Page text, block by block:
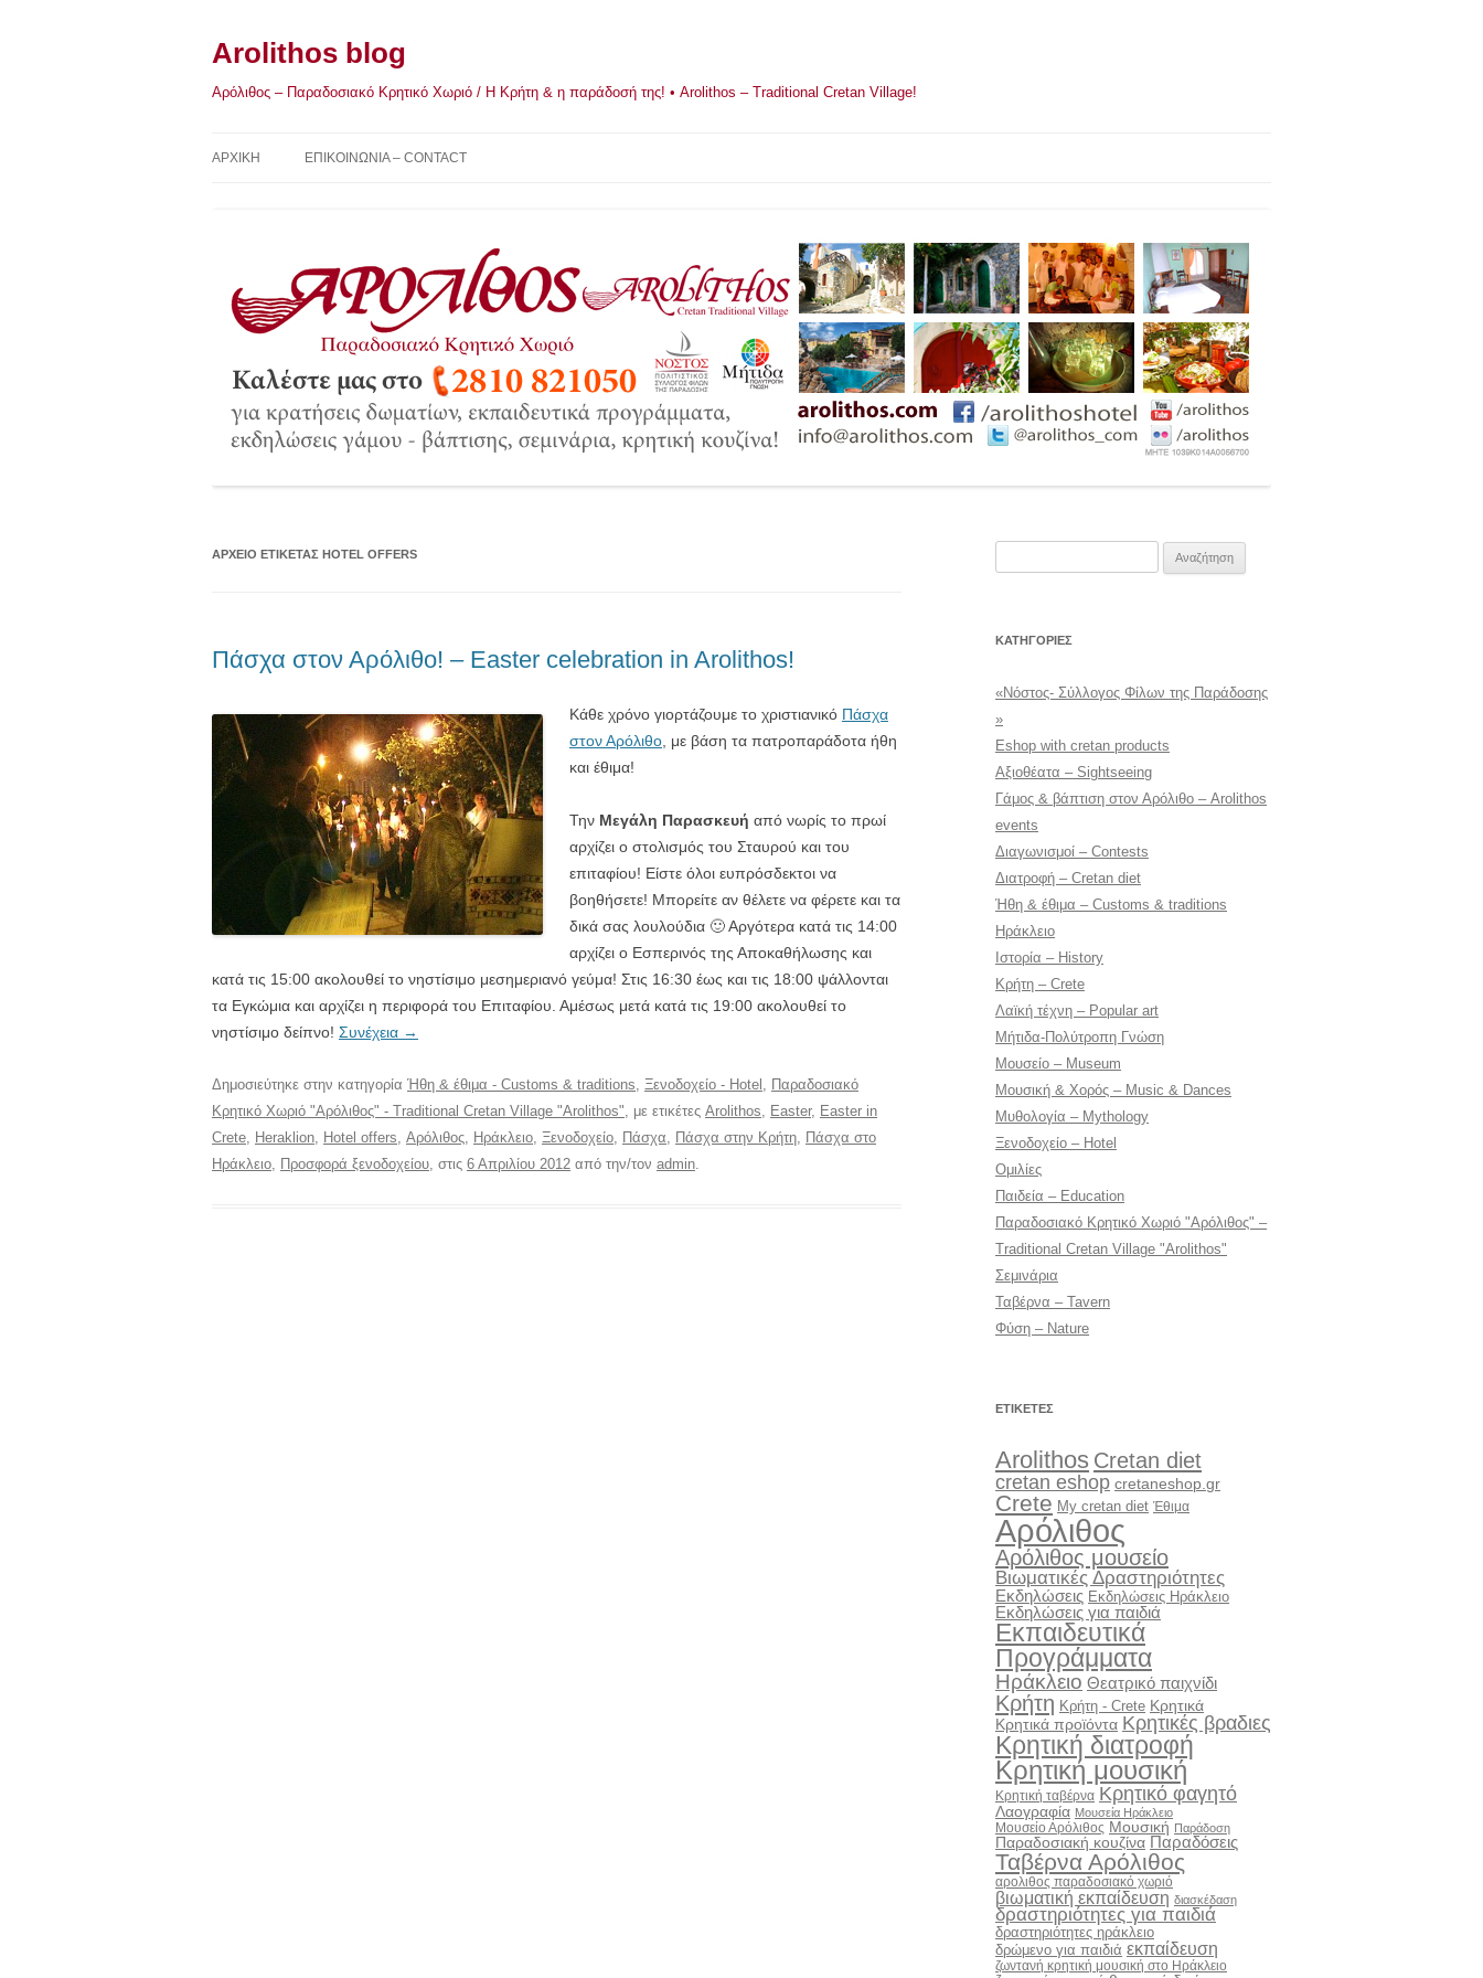
Arolithos blog
Αρόλιθος – Παραδοσιακό Κρητικό Χωριό / Η Κρήτη & η παράδοσή της! • Arolithos – Traditional Cretan Village!
ΑΡΧΙΚΉ ΕΠΙΚΟΙΝΩΝΙΑ – CONTACT
ΑΡΧΕΊΟ ΕΤΙΚΈΤΑΣ HOTEL OFFERS
Πάσχα στον Αρόλιθο! – Easter celebration in Arolithos!
Κάθε χρόνο γιορτάζουμε το χριστιανικό Πάσχα
στον Αρόλιθο , με βάση τα πατροπαράδοτα ήθη
και έθιμα!
Την Μεγάλη Παρασκευή από νωρίς το πρωί
αρχίζει ο στολισμός του Σταυρού και του
επιταφίου! Είστε όλοι ευπρόσδεκτοι να
βοηθήσετε! Μπορείτε αν θέλετε να φέρετε και τα
δικά σας λουλούδια 🙂 Αργότερα κατά τις 14:00
αρχίζει ο Εσπερινός της Αποκαθήλωσης και
κατά τις 15:00 ακολουθεί το νηστίσιμο μεσημεριανό γεύμα! Στις 16:30 έως και τις 18:00 ψάλλονται
τα Εγκώμια και αρχίζει η περιφορά του Επιταφίου. Αμέσως μετά κατά τις 19:00 ακολουθεί το
νηστίσιμο δείπνο! Συνέχεια →
Δημοσιεύτηκε στην κατηγορία Ήθη & έθιμα - Customs & traditions, Ξενοδοχείο - Hotel , Παραδοσιακό
Κρητικό Χωριό "Αρόλιθος" - Traditional Cretan Village "Arolithos", με ετικέτες Arolithos, Easter, Easter in
Crete, Heraklion, Hotel offers, Αρόλιθος, Ηράκλειο, Ξενοδοχείο, Πάσχα, Πάσχα στην Κρήτη, Πάσχα στο
Ηράκλειο, Προσφορά ξενοδοχείου, στις 6 Απριλίου 2012 από την/τον admin.
KΑΤΗΓΟΡΊΕΣ
«Νόστος- Σύλλογος Φίλων της Παράδοσης
»
Eshop with cretan products
Αξιοθέατα – Sightseeing
Γάμος & βάπτιση στον Αρόλιθο – Arolithos
events
Διαγωνισμοί – Contests
Διατροφή – Cretan diet
Ήθη & έθιμα – Customs & traditions
Ηράκλειο
Ιστορία – History
Κρήτη – Crete
Λαϊκή τέχνη – Popular art
Μήτιδα-Πολύτροπη Γνώση
Μουσείο – Museum
Μουσική & Χορός – Music & Dances
Μυθολογία – Mythology
Ξενοδοχείο – Hotel
Ομιλίες
Παιδεία – Education
Παραδοσιακό Κρητικό Χωριό "Αρόλιθος" –
Traditional Cretan Village "Arolithos"
Σεμινάρια
Ταβέρνα – Tavern
Φύση – Nature
ΕΤΙΚΈΤΕΣ
Arolithos Cretan diet
cretan eshop cretaneshop.gr
Crete My cretan diet Έθιμα
Αρόλιθος
Αρόλιθος μουσείο
Βιωματικές Δραστηριότητες
Εκδηλώσεις Εκδηλώσεις Ηράκλειο
Εκδηλώσεις για παιδιά
Εκπαιδευτικά
Προγράμματα
Ηράκλειο Θεατρικό παιχνίδι
Κρήτη Κρήτη - Crete Κρητικά
Κρητικά προϊόντα Κρητικές βραδιες
Κρητική διατροφή
Κρητική μουσική
Κρητική ταβέρνα Κρητικό φαγητό
Λαογραφία Μουσεία Ηράκλειο
Μουσείο Αρόλιθος Μουσική Παράδοση
Παραδοσιακή κουζίνα Παραδόσεις
Ταβέρνα Αρόλιθος
αρολιθος παραδοσιακό χωριό
βιωματική εκπαίδευση διασκέδαση
δραστηριότητες για παιδιά
δραστηριότητες ηράκλειο
δρώμενο για παιδιά εκπαίδευση
ζωντανή κρητική μουσική στο Ηράκλειο